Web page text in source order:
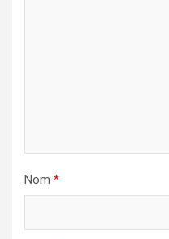
Nom *